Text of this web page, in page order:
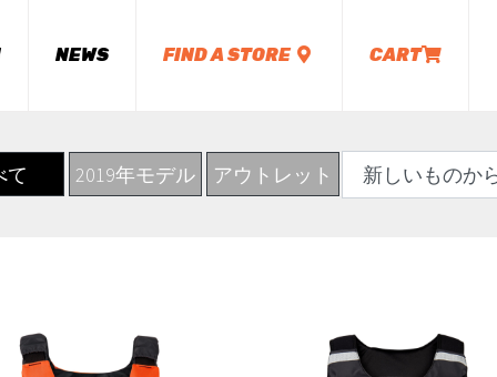
NEWS FIND A STORE CART
て 2019年モデル アウトレット